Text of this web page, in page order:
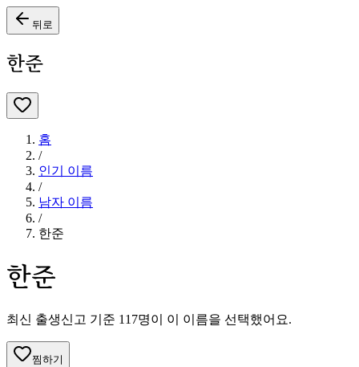
뒤로
한준
홈
/
인기 이름
/
남자 이름
/
한준
한준
최신 출생신고 기준 117명이 이 이름을 선택했어요.
찜하기